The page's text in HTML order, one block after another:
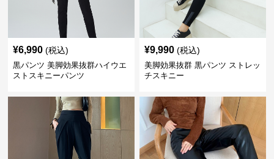
¥6,990 (税込)
黒パンツ 美脚効果抜群ハイウエ
ストスキニーパンツ
¥9,990 (税込)
美脚効果抜群 黒パンツ ストレッ
チスキニー